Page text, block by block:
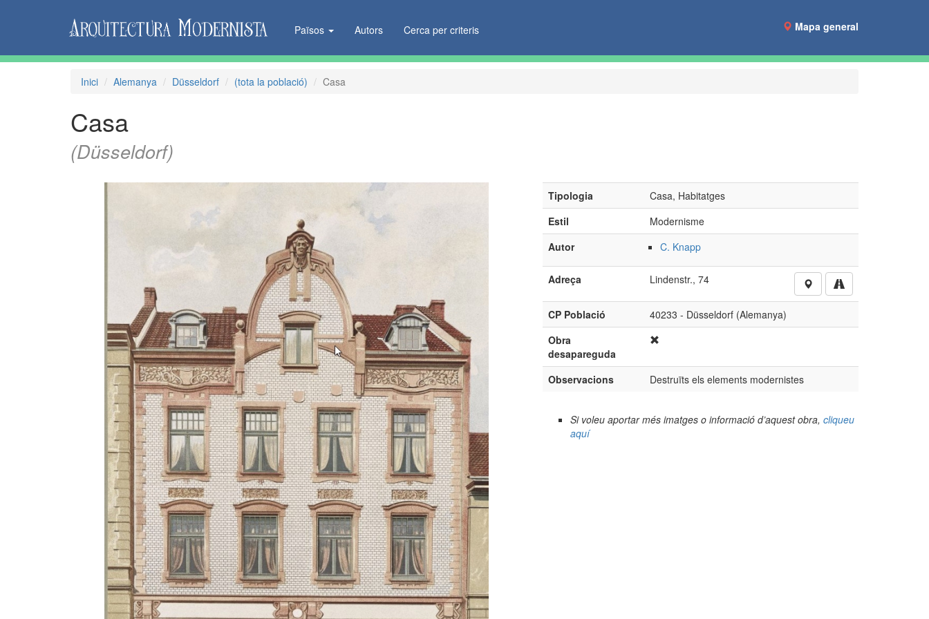
Països Autors Cerca per criteris Mapa general
Inici Alemanya Düsseldorf (tota la població) Casa
Casa
(Düsseldorf)
Tipologia
Casa, Habitatges
Estil
Modernisme
Autor
C. Knapp
Adreça Lindenstr., 74
CP Població
40233 - Düsseldorf (Alemanya)
Obra
desapareguda
Observacions
Destruïts els elements modernistes
Si voleu aportar més imatges o informació d’aquest obra, cliqueu
aquí